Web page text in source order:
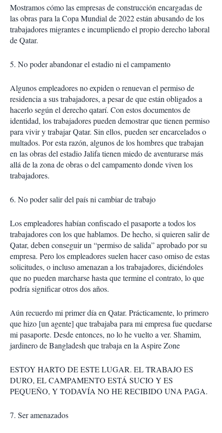
Mostramos cómo las empresas de construcción encargadas de
las obras para la Copa Mundial de 2022 están abusando de los
trabajadores migrantes e incumpliendo el propio derecho laboral
de Qatar.
5. No poder abandonar el estadio ni el campamento
Algunos empleadores no expiden o renuevan el permiso de
residencia a sus trabajadores, a pesar de que están obligados a
hacerlo según el derecho qatarí. Con estos documentos de
identidad, los trabajadores pueden demostrar que tienen permiso
para vivir y trabajar Qatar. Sin ellos, pueden ser encarcelados o
multados. Por esta razón, algunos de los hombres que trabajan
en las obras del estadio Jalifa tienen miedo de aventurarse más
allá de la zona de obras o del campamento donde viven los
trabajadores.
6. No poder salir del país ni cambiar de trabajo
Los empleadores habían confiscado el pasaporte a todos los
trabajadores con los que hablamos. De hecho, si quieren salir de
Qatar, deben conseguir un “permiso de salida” aprobado por su
empresa. Pero los empleadores suelen hacer caso omiso de estas
solicitudes, o incluso amenazan a los trabajadores, diciéndoles
que no pueden marcharse hasta que termine el contrato, lo que
podría significar otros dos años.
Aún recuerdo mi primer día en Qatar. Prácticamente, lo primero
que hizo [un agente] que trabajaba para mi empresa fue quedarse
mi pasaporte. Desde entonces, no lo he vuelto a ver. Shamim,
jardinero de Bangladesh que trabaja en la Aspire Zone
ESTOY HARTO DE ESTE LUGAR. EL TRABAJO ES
DURO, EL CAMPAMENTO ESTÁ SUCIO Y ES
PEQUEÑO, Y TODAVÍA NO HE RECIBIDO UNA PAGA.
7. Ser amenazados